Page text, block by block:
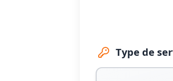
Type de